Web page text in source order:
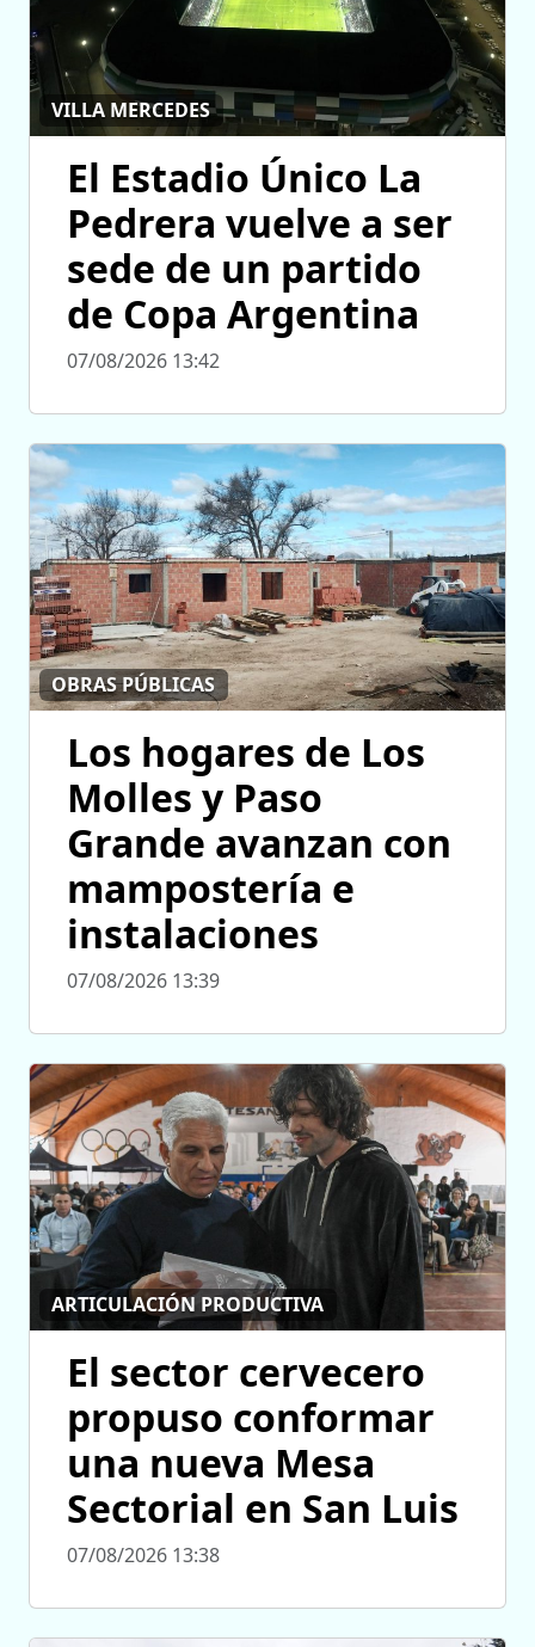
VILLA MERCEDES
El Estadio Único La
Pedrera vuelve a ser
sede de un partido
de Copa Argentina
07/08/2026 13:42
OBRAS PÚBLICAS
Los hogares de Los
Molles y Paso
Grande avanzan con
mampostería e
instalaciones
07/08/2026 13:39
ARTICULACIÓN PRODUCTIVA
El sector cervecero
propuso conformar
una nueva Mesa
Sectorial en San Luis
07/08/2026 13:38